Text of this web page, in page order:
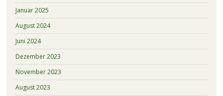
Januar 2025
August 2024
Juni 2024
Dezember 2023
November 2023
August 2023